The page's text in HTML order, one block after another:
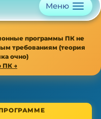
Меню
программы ПК не
требованиям (теория
очно)
ПК →